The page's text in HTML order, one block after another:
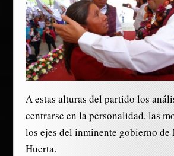
A estas alturas del partido los
centrarse en la personalidad, las
los ejes del inminente gobierno de
Huerta.